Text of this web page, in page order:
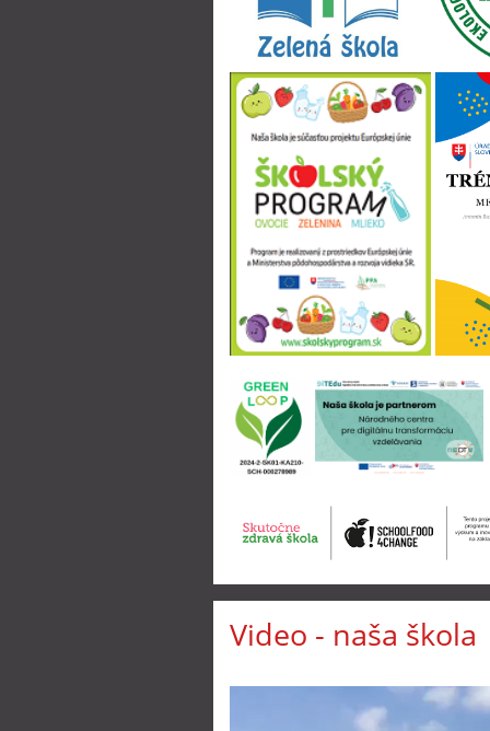
Video - naša škola